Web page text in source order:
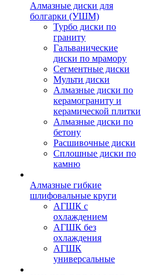
Алмазные диски для
болгарки (УШМ)
Турбо диски по
граниту
Гальванические
диски по мрамору
Сегментные диски
Мульти диски
Алмазные диски по
керамограниту и
керамической плитки
Алмазные диски по
бетону
Расшивочные диски
Сплошные диски по
камню
Алмазные гибкие
шлифовальные круги
АГШК с
охлаждением
АГШК без
охлаждения
АГШК
универсальные